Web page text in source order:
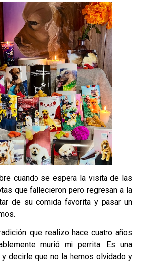
cuando se espera la visita de las
que fallecieron pero regresan a la
de su comida favorita y pasar un
que realizo hace cuatro años
murió mi perrita. Es una
decirle que no la hemos olvidado y